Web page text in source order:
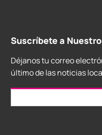
Suscríbete a
Déjanos tu correo
último de las noticias